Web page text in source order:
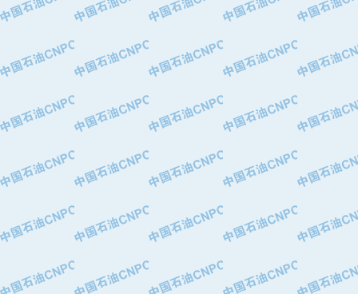
·上海赛科石油化工有限责任公司
·上海高桥石化
·中国石化扬子石油化工股份有限公司
·中国石化长岭炼化公司
·中国石油长庆油田分公司
·山东墨龙石油机械股份有限公司
·大庆油田物资集团
·斯伦贝谢(天津)采油机械有限公司
·南阳防爆集团有限公司
·乳山市力久特种电机有限公司
·无锡西姆莱斯石油专用管制造有限公
·沈阳全密封变压器股份有限公司